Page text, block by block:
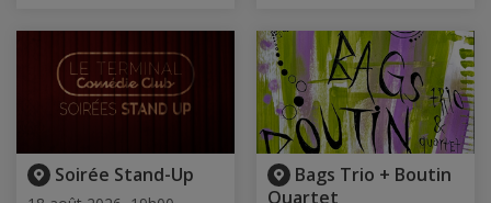
Soirée Stand-Up
Bags Trio + Boutin
Quartet